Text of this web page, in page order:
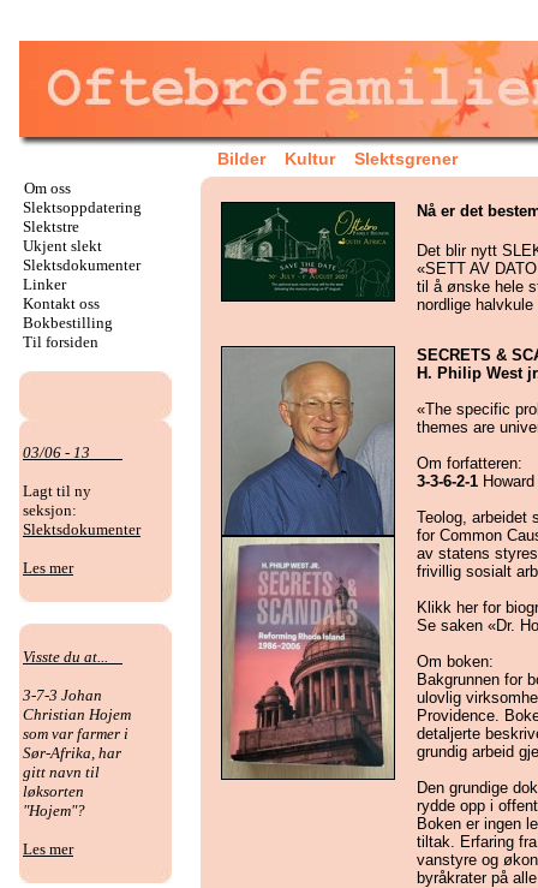
Bilder Kultur Slektsgrener
Om oss
Slektsoppdatering
Slektstre
Ukjent slekt
Slektsdokumenter
Linker
Kontakt oss
Bokbestilling
Til forsiden
03/06 - 13
Lagt til ny
seksjon:
Slektsdokumenter
Les mer
Visste du at...
3-7-3 Johan
Christian Hojem
som var farmer i
Sør-Afrika, har
gitt navn til
løksorten
"Hojem"?
Les mer
Nå er det
Det blir nytt
«SETT AV
til å ønske hele
nordlige halvkule
SECRETS &
H. Philip West
«The specific
themes are
Om forfatteren:
3-3-6-2-1
Teolog, arbeidet
for Common
av statens
frivillig sosialt
Klikk her for
Se saken «Dr.
Om boken:
Bakgrunnen for
ulovlig
Providence.
detaljerte
grundig arbeid
Den grundige
rydde opp i
Boken er ingen
tiltak. Erfaring
vanstyre og
byråkrater på